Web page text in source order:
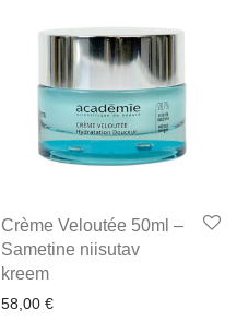
Crème Veloutée 50ml –
Sametine niisutav
kreem
58,00 €